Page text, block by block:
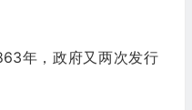
年，政府又两次发行